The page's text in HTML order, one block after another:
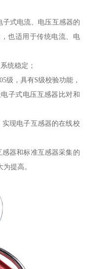
子式电流、电压互感器的
也适用于传统电流、电
统稳定；
级，具有S级校验功能，
子式电压互感器比对和
现电子互感器的在线校
器和标准互感器采集的
提高。